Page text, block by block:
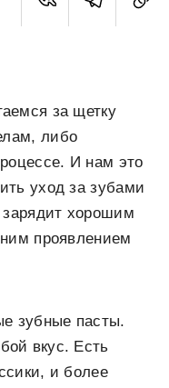
за щетку
либо
И нам это
уход за зубами
зарядит хорошим
проявлением
зубные пасты.
вкус. Есть
и более